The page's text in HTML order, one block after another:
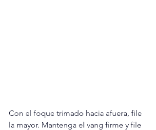
Con el foque trimado hacia afuera, file
la mayor. Mantenga el vang firme y file